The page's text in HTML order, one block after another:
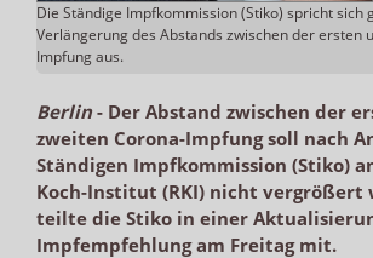
Die Ständige Impfkommission (Stiko) spricht sich
Verlängerung des Abstands zwischen der ersten
Impfung aus.
Berlin- Der Abstand zwischen der
zweiten Corona-Impfung soll nach
Ständigen Impfkommission (Stiko)
Koch-Institut (RKI) nicht vergrößert
teilte die Stiko in einer
Impfempfehlung am Freitag mit.